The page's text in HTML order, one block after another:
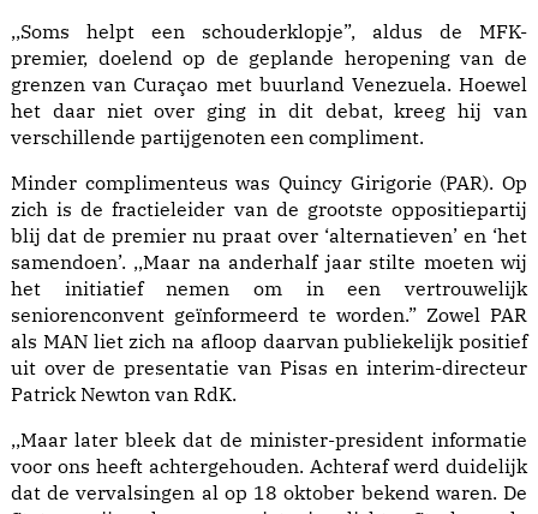
,,Soms helpt een schouderklopje”, aldus de MFK-
premier, doelend op de geplande heropening van de
grenzen van Curaçao met buurland Venezuela. Hoewel
het daar niet over ging in dit debat, kreeg hij van
verschillende partijgenoten een compliment.
Minder complimenteus was Quincy Girigorie (PAR). Op
zich is de fractieleider van de grootste oppositiepartij
blij dat de premier nu praat over ‘alternatieven’ en ‘het
samendoen’. ,,Maar na anderhalf jaar stilte moeten wij
het initiatief nemen om in een vertrouwelijk
seniorenconvent geïnformeerd te worden.” Zowel PAR
als MAN liet zich na afloop daarvan publiekelijk positief
uit over de presentatie van Pisas en interim-directeur
Patrick Newton van RdK.
,,Maar later bleek dat de minister-president informatie
voor ons heeft achtergehouden. Achteraf werd duidelijk
dat de vervalsingen al op 18 oktober bekend waren. De